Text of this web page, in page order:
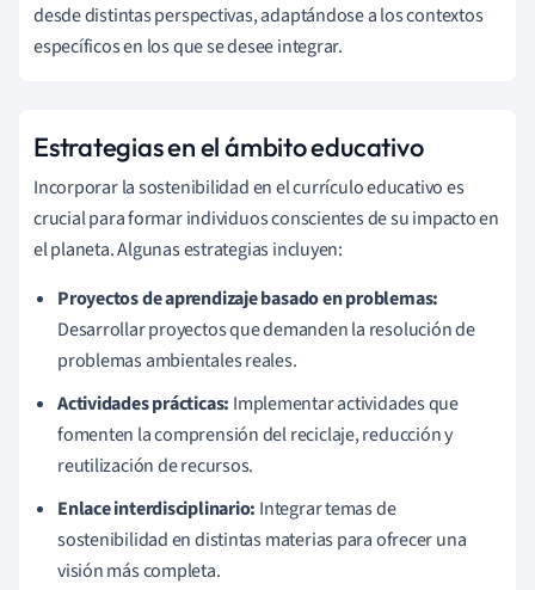
desde distintas perspectivas, adaptándose a los contextos
específicos en los que se desee integrar.
Estrategias en el ámbito educativo
Incorporar la sostenibilidad en el currículo educativo es
crucial para formar individuos conscientes de su impacto en
el planeta. Algunas estrategias incluyen:
Proyectos de aprendizaje basado en problemas:
Desarrollar proyectos que demanden la resolución de
problemas ambientales reales.
Actividades prácticas: Implementar actividades que
fomenten la comprensión del reciclaje, reducción y
reutilización de recursos.
Enlace interdisciplinario: Integrar temas de
sostenibilidad en distintas materias para ofrecer una
visión más completa.